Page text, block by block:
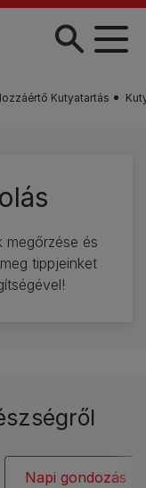
Kutyatartás
megőrzése és
tippjeinket
Napi gondozás